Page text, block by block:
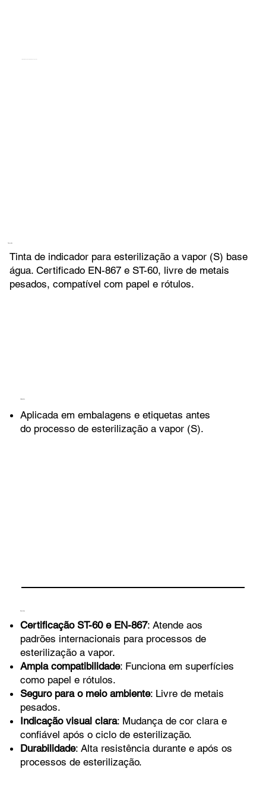
Descrição
Tinta de indicador para esterilização a vapor (S) base
água. Certificado EN-867 e ST-60, livre de metais
pesados, compatível com papel e rótulos.
Aplicações
Aplicada em embalagens e etiquetas antes
do processo de esterilização a vapor (S).
Certificação ST-60 e EN-867: Atende aos
padrões internacionais para processos de
esterilização a vapor.
Ampla compatibilidade: Funciona em superfícies
como papel e rótulos.
Seguro para o meio ambiente: Livre de metais
pesados.
Indicação visual clara: Mudança de cor clara e
confiável após o ciclo de esterilização.
Durabilidade: Alta resistência durante e após os
processos de esterilização.